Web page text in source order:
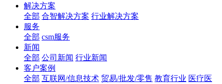
解决方案
全部 合智解决方案 行业解决方案
服务
全部 csm服务
新闻
全部 公司新闻 行业新闻
客户案例
全部 互联网/信息技术 贸易/批发/零售 教育行业 医疗医